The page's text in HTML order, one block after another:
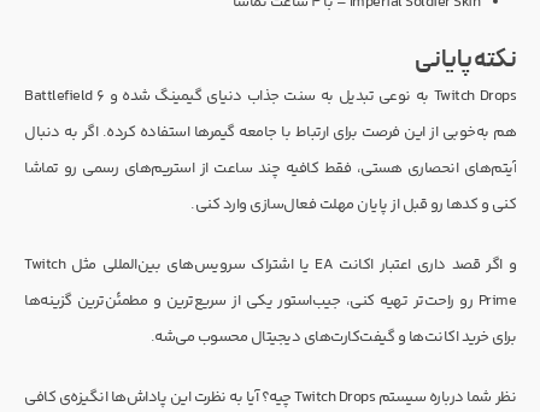
نکته پایانی
Twitch Drops به نوعی تبدیل به سنت جذاب دنیای گیمینگ شده و Battlefield 6
هم به‌خوبی از این فرصت برای ارتباط با جامعه گیمرها استفاده کرده. اگر به دنبال
آیتم‌های انحصاری هستی، فقط کافیه چند ساعت از استریم‌های رسمی رو تماشا
کنی و کدها رو قبل از پایان مهلت فعال‌سازی وارد کنی.
و اگر قصد داری اعتبار اکانت EA یا اشتراک سرویس‌های بین‌المللی مثل Twitch
Prime رو راحت‌تر تهیه کنی، جیب‌استور یکی از سریع‌ترین و مطمئن‌ترین گزینه‌ها
برای خرید اکانت‌ها و گیفت‌کارت‌های دیجیتال محسوب می‌شه.
نظر شما درباره سیستم Twitch Drops چیه؟ آیا به نظرت این پاداش‌ها انگیزه‌ی کافی